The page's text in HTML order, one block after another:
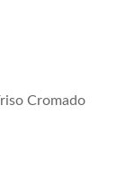
Cromado